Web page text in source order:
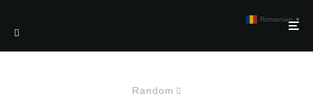
Random
Romanian ▼